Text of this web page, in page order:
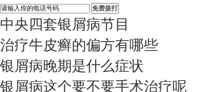
中央四套银屑病节目
治疗牛皮癣的偏方有哪些
银屑病晚期是什么症状
银屑病这个要不要手术治疗呢